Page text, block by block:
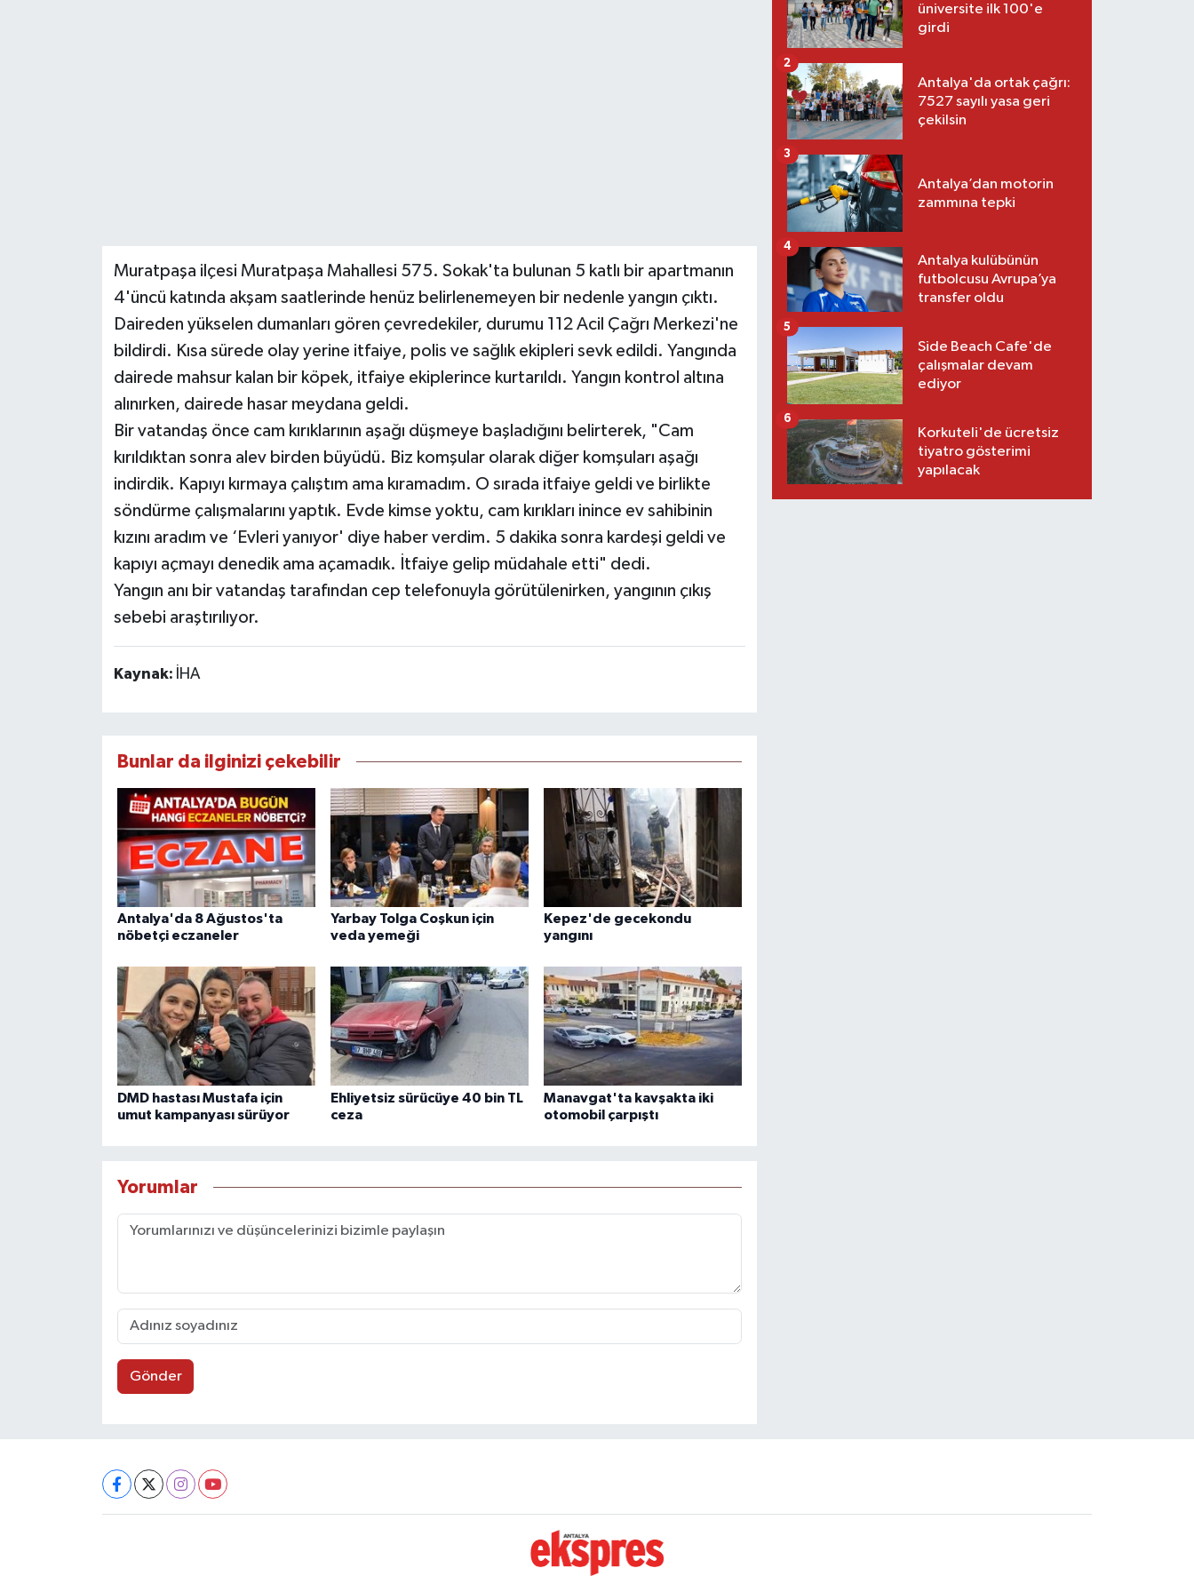
Muratpaşa ilçesi Muratpaşa Mahallesi 575. Sokak'ta bulunan 5 katlı bir apartmanın
4'üncü katında akşam saatlerinde henüz belirlenemeyen bir nedenle yangın çıktı.
Daireden yükselen dumanları gören çevredekiler, durumu 112 Acil Çağrı Merkezi'ne
bildirdi. Kısa sürede olay yerine itfaiye, polis ve sağlık ekipleri sevk edildi. Yangında
dairede mahsur kalan bir köpek, itfaiye ekiplerince kurtarıldı. Yangın kontrol altına
alınırken, dairede hasar meydana geldi.
Bir vatandaş önce cam kırıklarının aşağı düşmeye başladığını belirterek, "Cam
kırıldıktan sonra alev birden büyüdü. Biz komşular olarak diğer komşuları aşağı
indirdik. Kapıyı kırmaya çalıştım ama kıramadım. O sırada itfaiye geldi ve birlikte
söndürme çalışmalarını yaptık. Evde kimse yoktu, cam kırıkları inince ev sahibinin
kızını aradım ve ‘Evleri yanıyor' diye haber verdim. 5 dakika sonra kardeşi geldi ve
kapıyı açmayı denedik ama açamadık. İtfaiye gelip müdahale etti" dedi.
Yangın anı bir vatandaş tarafından cep telefonuyla görütülenirken, yangının çıkış
sebebi araştırılıyor.
Kaynak: İHA
Bunlar da ilginizi çekebilir
Antalya'da 8 Ağustos'ta
nöbetçi eczaneler
Yarbay Tolga Coşkun için
veda yemeği
Kepez'de gecekondu
yangını
DMD hastası Mustafa için
umut kampanyası sürüyor
Ehliyetsiz sürücüye 40 bin TL
ceza
Manavgat'ta kavşakta iki
otomobil çarpıştı
Yorumlar
Gönder
üniversite ilk 100'e
girdi
Antalya'da ortak çağrı:
7527 sayılı yasa geri
çekilsin
2
Antalya’dan motorin
zammına tepki
3
Antalya kulübünün
futbolcusu Avrupa’ya
transfer oldu
4
Side Beach Cafe'de
çalışmalar devam
ediyor
5
Korkuteli'de ücretsiz
tiyatro gösterimi
yapılacak
6
RESMİ İLAN
MAGAZİN